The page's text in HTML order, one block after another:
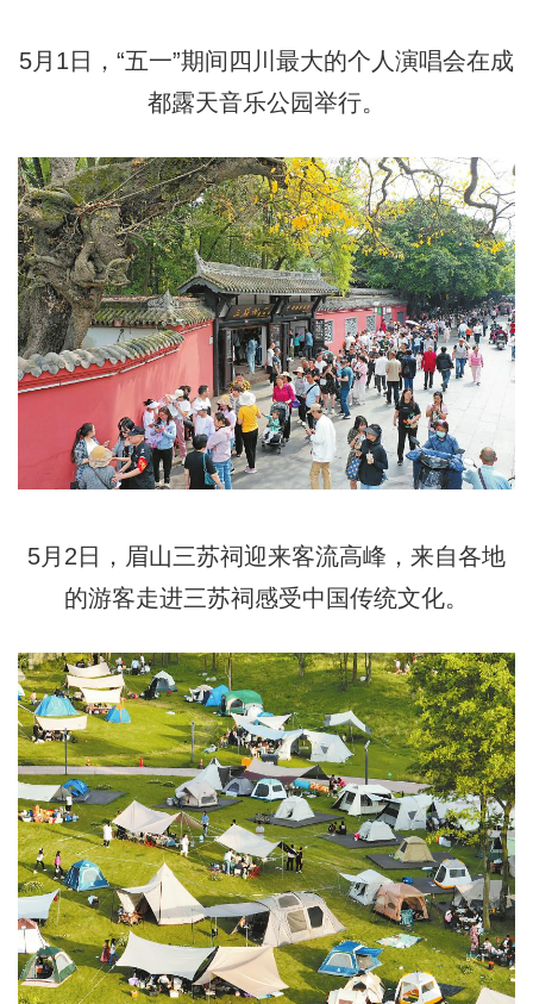
5月1日，“五一”期间四川最大的个人演唱会在成
都露天音乐公园举行。
5月2日，眉山三苏祠迎来客流高峰，来自各地
的游客走进三苏祠感受中国传统文化。